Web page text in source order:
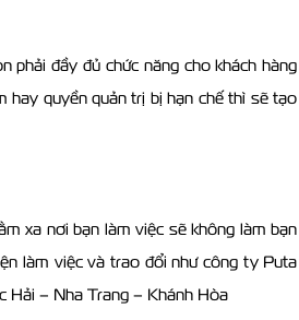
đầy đủ chức năng cho khách hàng
hay quyền quản trị bị hạn chế thì sẽ tạo
xa nơi bạn làm việc sẽ không làm bạn
làm việc và trao đổi như công ty Puta
Hải – Nha Trang – Khánh Hòa